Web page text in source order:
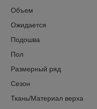
Объем
Ожидается
Подошва
Пол
Размерный ряд
Сезон
Ткань/Материал верха